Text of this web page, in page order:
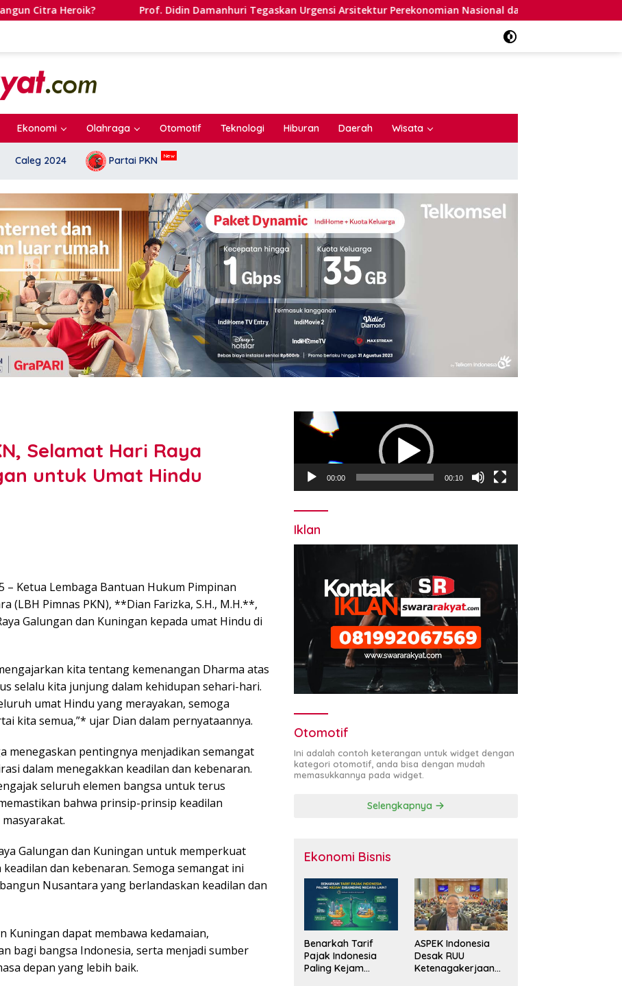
Prof. Didin Damanhuri Tegaskan Urgensi Arsitektur Perekonomian Nasional dalam Peluncuran Buku Soemitro dan
Ekonomi Olahraga Otomotif Teknologi Hiburan Daerah Wisata
Caleg 2024 Partai PKN
Selamat Hari Raya
untuk Umat Hindu
– Ketua Lembaga Bantuan Hukum Pimpinan
(LBH Pimnas PKN), **Dian Farizka, S.H., M.H.**,
Galungan dan Kuningan kepada umat Hindu di
kita tentang kemenangan Dharma atas
selalu kita junjung dalam kehidupan sehari-hari.
umat Hindu yang merayakan, semoga
kita semua,”* ujar Dian dalam pernyataannya.
menegaskan pentingnya menjadikan semangat
dalam menegakkan keadilan dan kebenaran.
seluruh elemen bangsa untuk terus
bahwa prinsip-prinsip keadilan
Galungan dan Kuningan untuk memperkuat
dan kebenaran. Semoga semangat ini
Nusantara yang berlandaskan keadilan dan
Kuningan dapat membawa kedamaian,
bagi bangsa Indonesia, serta menjadi sumber
depan yang lebih baik.
Pemutar
Video
00:00 00:10
Iklan
Otomotif
Ini adalah contoh keterangan untuk widget dengan
kategori otomotif, anda bisa dengan mudah
memasukkannya pada widget.
Selengkapnya
Ekonomi Bisnis
Benarkah Tarif
Pajak Indonesia
Paling Kejam
ASPEK Indonesia
Desak RUU
Ketenagakerjaan